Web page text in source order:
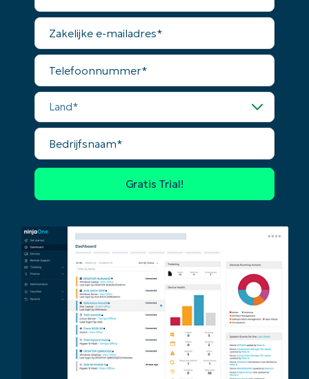
Achternaam*
Zakelijke
mailadres*
Telefoonnummer*
Land*
Bedrijfsnaam*
Phone
number*
Land
Company
name*